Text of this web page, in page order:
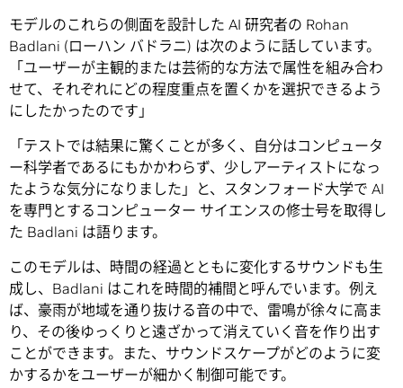
モデルのこれらの側面を設計した AI 研究者の Rohan
Badlani (ローハン バドラニ) は次のように話しています。
「ユーザーが主観的または芸術的な方法で属性を組み合わ
せて、それぞれにどの程度重点を置くかを選択できるよう
にしたかったのです」
「テストでは結果に驚くことが多く、自分はコンピュータ
ー科学者であるにもかかわらず、少しアーティストになっ
たような気分になりました」と、スタンフォード大学で AI
を専門とするコンピューター サイエンスの修士号を取得し
た Badlani は語ります。
このモデルは、時間の経過とともに変化するサウンドも生
成し、Badlani はこれを時間的補間と呼んでいます。例え
ば、豪雨が地域を通り抜ける音の中で、雷鳴が徐々に高ま
り、その後ゆっくりと遠ざかって消えていく音を作り出す
ことができます。また、サウンドスケープがどのように変
かするかをユーザーが細かく制御可能です。